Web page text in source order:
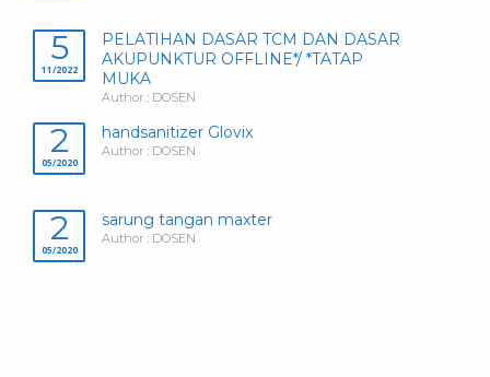
5
11/2022
PELATIHAN DASAR TCM DAN DASAR
AKUPUNKTUR OFFLINE*/ *TATAP
MUKA
Author : DOSEN
2
05/2020
handsanitizer Glovix
Author : DOSEN
2
05/2020
sarung tangan maxter
Author : DOSEN